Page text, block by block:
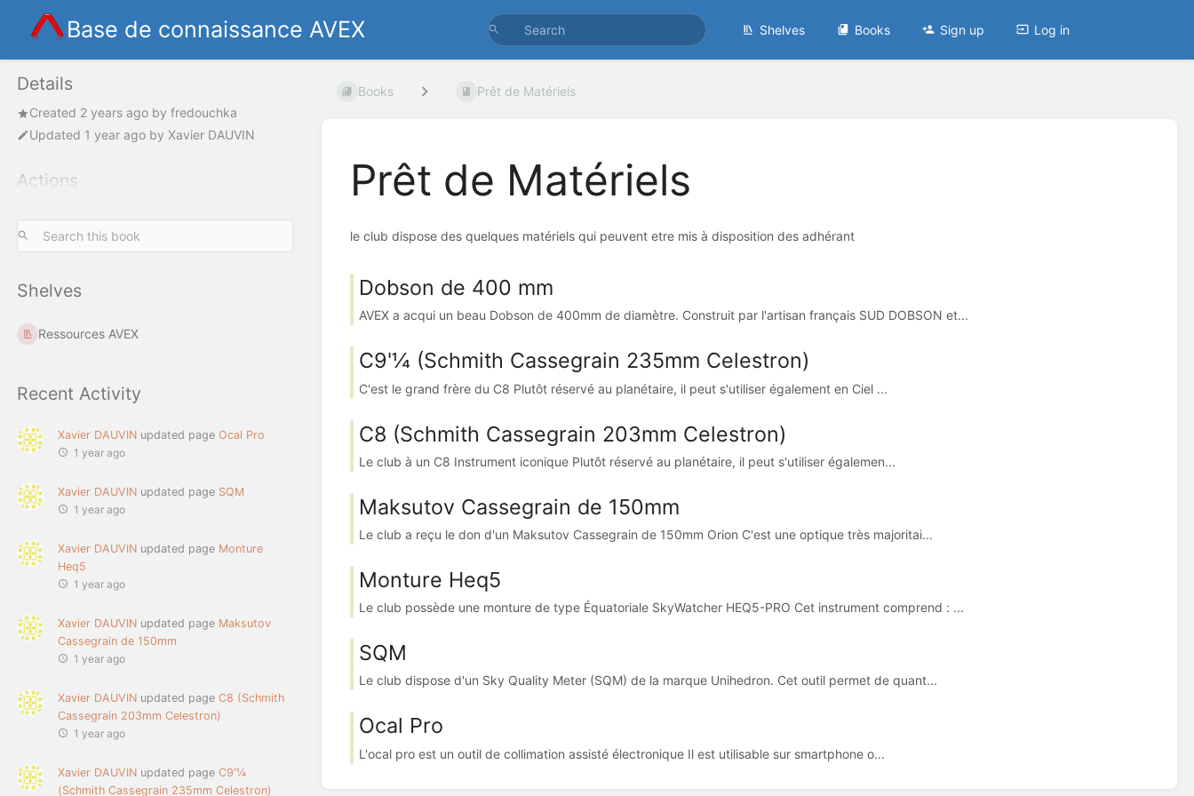
Base de connaissance AVEX Shelves Books Sign up Log in
Details
Created 2 years ago by fredouchka
Updated 1 year ago by Xavier DAUVIN
Actions
Shelves
Ressources AVEX
Recent Activity
Xavier DAUVIN updated page Ocal Pro
1 year ago
Xavier DAUVIN updated page SQM
1 year ago
Xavier DAUVIN updated page Monture
Heq5
1 year ago
Xavier DAUVIN updated page Maksutov
Cassegrain de 150mm
1 year ago
Xavier DAUVIN updated page C8 (Schmith
Cassegrain 203mm Celestron)
1 year ago
Xavier DAUVIN updated page C9'¼
(Schmith Cassegrain 235mm Celestron)
Books Prêt de Matériels
Prêt de Matériels
le club dispose des quelques matériels qui peuvent etre mis à disposition des adhérant
Dobson de 400 mm
AVEX a acqui un beau Dobson de 400mm de diamètre. Construit par l'artisan français SUD DOBSON et...
C9'¼ (Schmith Cassegrain 235mm Celestron)
C'est le grand frère du C8 Plutôt réservé au planétaire, il peut s'utiliser également en Ciel ...
C8 (Schmith Cassegrain 203mm Celestron)
Le club à un C8 Instrument iconique Plutôt réservé au planétaire, il peut s'utiliser égalemen...
Maksutov Cassegrain de 150mm
Le club a reçu le don d'un Maksutov Cassegrain de 150mm Orion C'est une optique très majoritai...
Monture Heq5
Le club possède une monture de type Équatoriale SkyWatcher HEQ5-PRO Cet instrument comprend : ...
SQM
Le club dispose d'un Sky Quality Meter (SQM) de la marque Unihedron. Cet outil permet de quant...
Ocal Pro
L'ocal pro est un outil de collimation assisté électronique Il est utilisable sur smartphone o...